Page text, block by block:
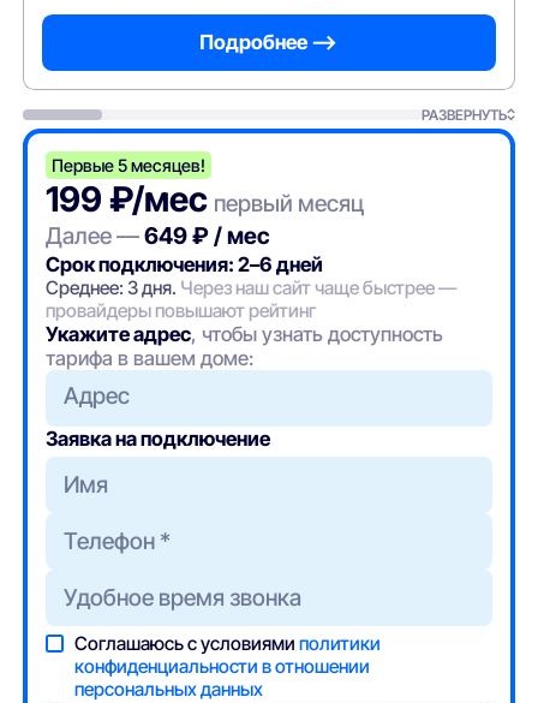
Подробнее —>
РАЗВЕРНУТЬ
Первые 5 месяцев!
199 ₽/мес первый месяц
Далее —649 ₽ / мес
Срок подключения: 2–6 дней
Среднее: 3 дня. Через наш сайт чаще быстрее —
провайдеры повышают рейтинг
Укажите адрес, чтобы узнать доступность
тарифа в вашем доме:
Адрес
Заявка на подключение
Соглашаюсь с условиямиполитики
конфиденциальности в отношении
персональных данных